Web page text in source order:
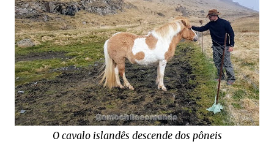
O cavalo islandês descende dos pôneis